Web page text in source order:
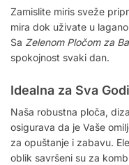
Zamislite miris sveže
mira dok uživate u
Sa Zelenom Pločom za
spokojnost svaki dan.
Idealna za Sva
Naša robustna ploča,
osigurava da je Vaše
za opuštanje i zabavu.
oblik savršeni su za